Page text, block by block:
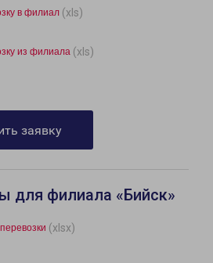
в филиал (xls)
из филиала (xls)
заявку
для филиала «Бийск»
(xlsx)